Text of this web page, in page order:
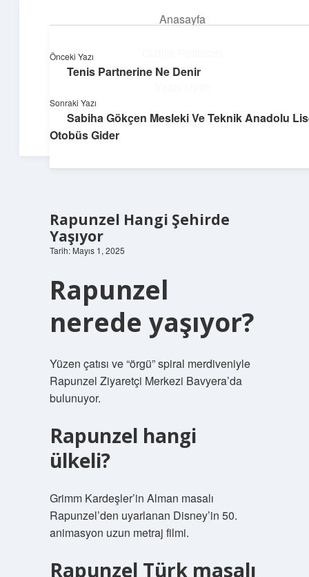
Anasayfa
Hakkımızda
Dijital dünyada keyifli bir macera!
Rapunzel Hangi Şehirde
Yaşıyor
Tarih: Mayıs 1, 2025
Rapunzel
nerede yaşıyor?
Yüzen çatısı ve “örgü” spiral merdiveniyle
Rapunzel Ziyaretçi Merkezi Bavyera’da
bulunuyor.
Rapunzel hangi
ülkeli?
Grimm Kardeşler’in Alman masalı
Rapunzel’den uyarlanan Disney’in 50.
animasyon uzun metraj filmi.
Rapunzel Türk masalı
Önceki Yazı
Tenis Partnerine Ne Denir
Sonraki Yazı
Sabiha Gökçen Mesleki Ve Teknik Anadolu
Otobüs Gider